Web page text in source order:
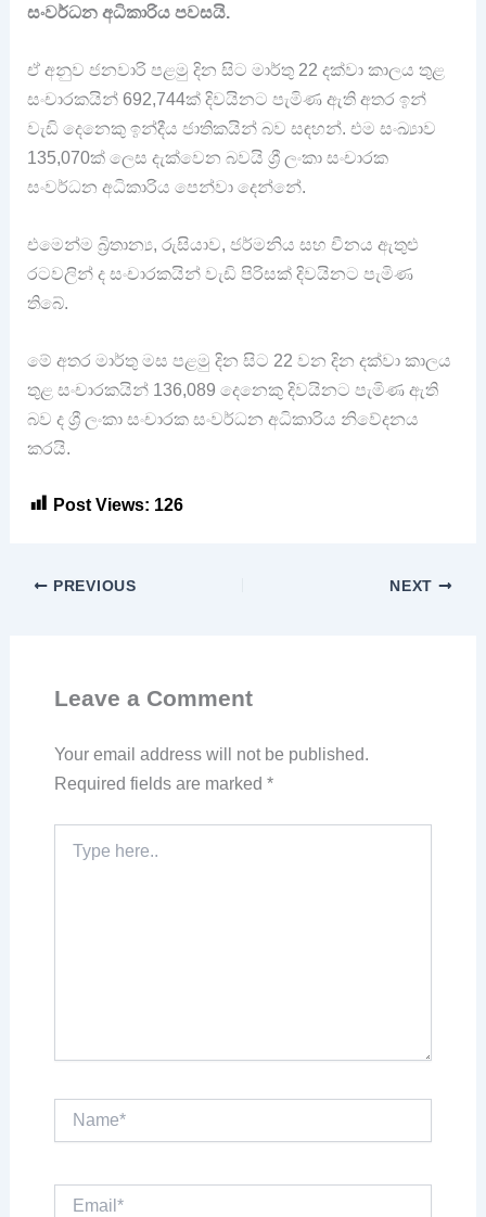
සංවර්ධන අධිකාරිය පවසයි.
ඒ අනුව ජනවාරි පළමු දින සිට මාර්තු 22 දක්වා කාලය තුළ
සංචාරකයින් 692,744ක් දිවයිනට පැමිණ ඇති අතර ඉන්
වැඩි දෙනෙකු ඉන්දීය ජාතිකයින් බව සඳහන්. එම සංඛ්‍යාව
135,070ක් ලෙස දැක්වෙන බවයි ශ්‍රී ලංකා සංචාරක
සංවර්ධන අධිකාරිය පෙන්වා දෙන්නේ.
එමෙන්ම බ්‍රිතාන්‍ය, රුසියාව, ජර්මනිය සහ චීනය ඇතුළු
රටවලින් ද සංචාරකයින් වැඩි පිරිසක් දිවයිනට පැමිණ
තිබේ.
මේ අතර මාර්තු මස පළමු දින සිට 22 වන දින දක්වා කාලය
තුළ සංචාරකයින් 136,089 දෙනෙකු දිවයිනට පැමිණ ඇති
බව ද ශ්‍රී ලංකා සංචාරක සංවර්ධන අධිකාරිය නිවේදනය
කරයි.
Post Views: 126
PREVIOUS NEXT
Leave a Comment
Your email address will not be published.
Required fields are marked *
here..